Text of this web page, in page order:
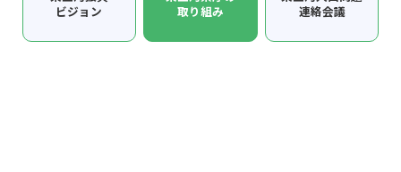
ビジョン
取り組み
連絡会議